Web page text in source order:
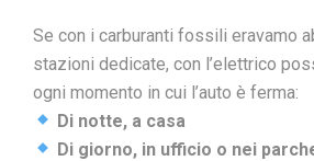
Se con i carburanti fossili eravamo
stazioni dedicate, con l’elettrico
ogni momento in cui l’auto è ferma:
Di notte, a casa
Di giorno, in ufficio o nei